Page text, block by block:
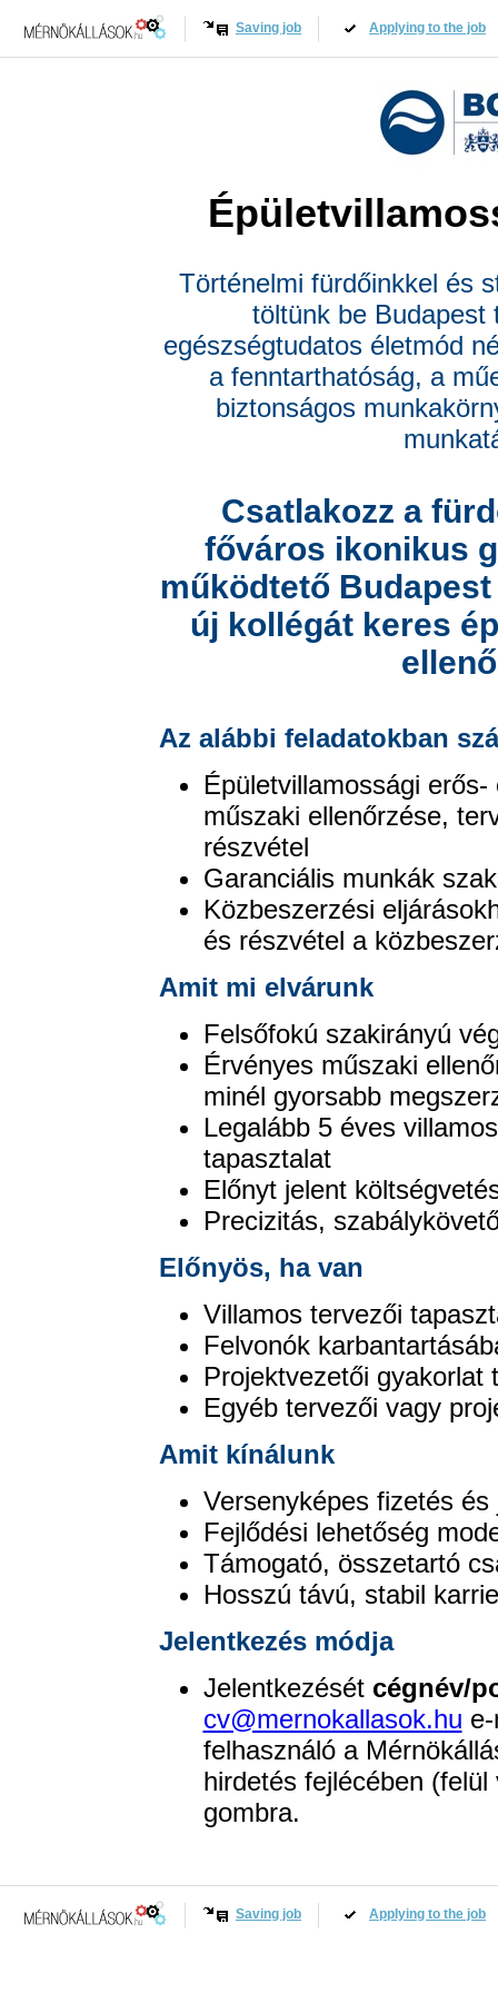
Saving job Applying to the job
Történelmi fürdőinkkel és
töltünk be Budapest
egészségtudatos életmód
a fenntarthatóság, a
biztonságos
Csatlakozz a
főváros ikonikus
működtető
új kollégát keres
Az alábbi feladatokban
Épületvillamossági
műszaki ellenőrzése,
részvétel
Garanciális munkák
Közbeszerzési
és részvétel a
Amit mi elvárunk
Felsőfokú szakirányú
Érvényes műszaki
minél gyorsabb
Legalább 5 éves
tapasztalat
Előnyt jelent
Precizitás,
Előnyös, ha van
Villamos tervezői
Felvonók
Projektvezetői gyakorlat
Egyéb tervezői vagy
Amit kínálunk
Versenyképes fizetés és
Fejlődési lehetőség
Támogató, összetartó
Hosszú távú, stabil
Jelentkezés módja
Jelentkezését cégnév/
cv@mernokallasok.hu
felhasználó a
hirdetés fejlécében
gombra.
Saving job Applying to the job